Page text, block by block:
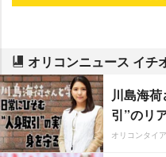
オリコンニュース イチ
川島海
引”のリ
オリコンタイ